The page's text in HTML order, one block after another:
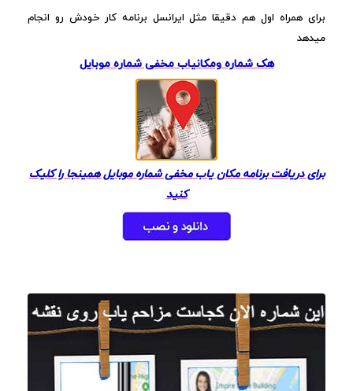
برای همراه اول هم دقیقا مثل ایرانسل برنامه کار خودش رو انجام
میدهد
هک شماره ومکانیاب مخفی شماره موبایل
برای دریافت برنامه مکان یاب مخفی شماره موبایل همینجا را کلیک
کنید